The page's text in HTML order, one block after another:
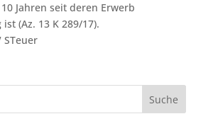
Jahren seit deren Erwerb
(Az. 13 K 289/17).
STeuer